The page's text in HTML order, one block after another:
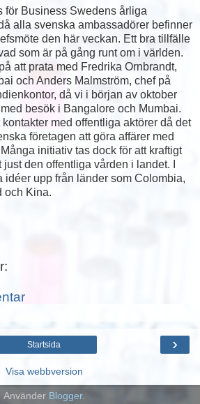
för Business Swedens årliga
alla svenska ambassadörer befinner
den här veckan. Ett bra tillfälle
som är på gång runt om i världen.
att prata med Fredrika Ornbrandt,
och Anders Malmström, chef på
då vi i början av oktober
besök i Bangalore och Mumbai.
med offentliga aktörer då det
företagen att göra affärer med
initiativ tas dock för att kraftigt
den offentliga vården i landet. I
idéer upp från länder som Colombia,
och Kina.
›
Startsida
Visa webbversion
Använder Blogger.